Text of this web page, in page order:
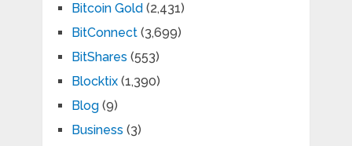
Bitcoin Gold (2,431)
BitConnect(3,699)
BitShares (553)
Blocktix(1,390)
Blog(9)
Business (3)